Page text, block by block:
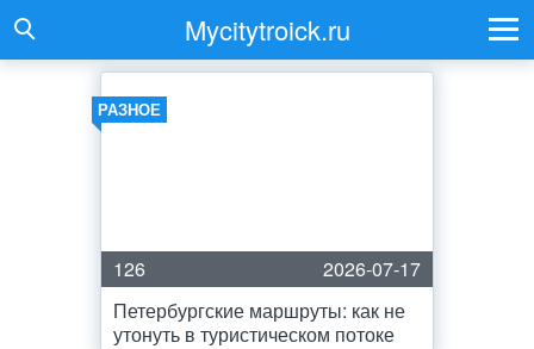
Mycitytroick.ru
РАЗНОЕ
126
2026-07-17
Петербургские маршруты: как не
утонуть в туристическом потоке